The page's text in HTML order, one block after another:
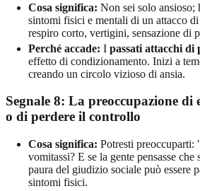
Cosa significa: Non sei solo ansioso;
sintomi fisici e mentali di un attacco
respiro corto, vertigini, sensazione di
Perché accade: I passati attacchi di
effetto di condizionamento. Inizi a
creando un circolo vizioso di ansia.
Segnale 8: La preoccupazione di
o di perdere il controllo
Cosa significa: Potresti preoccuparti:
vomitassi? E se la gente pensasse che
paura del giudizio sociale può essere
sintomi fisici.